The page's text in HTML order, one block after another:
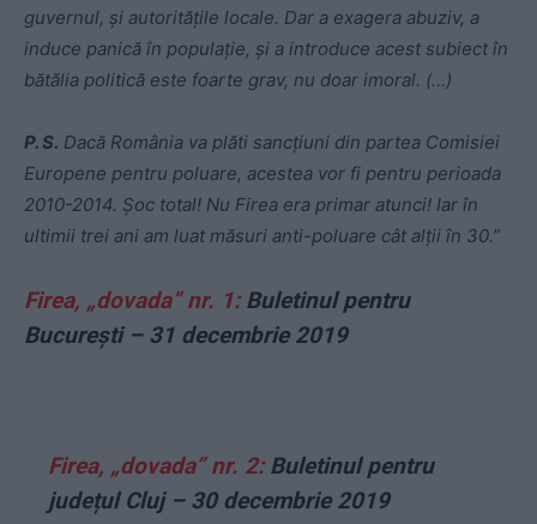
guvernul, și autoritățile locale. Dar a exagera abuziv, a
induce panică în populație, și a introduce acest subiect în
bătălia politică este foarte grav, nu doar imoral. (…)
P. S. Dacă România va plăti sancțiuni din partea Comisiei
Europene pentru poluare, acestea vor fi pentru perioada
2010-2014. Șoc total! Nu Firea era primar atunci! Iar în
ultimii trei ani am luat măsuri anti-poluare cât alții în 30.”
Firea, „dovada” nr. 1:Buletinul pentru
București – 31 decembrie 2019
Firea, „dovada” nr. 2:Buletinul pentru
județul Cluj – 30 decembrie 2019